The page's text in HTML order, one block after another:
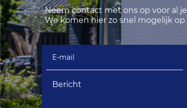
Neem contact met ons op voor al
We komen hier zo snel mogelijk